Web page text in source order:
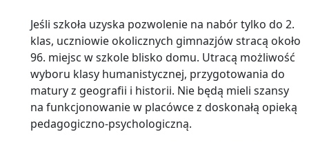
Jeśli szkoła uzyska pozwolenie na nabór tylko do 2.
klas, uczniowie okolicznych gimnazjów stracą około
96. miejsc w szkole blisko domu. Utracą możliwość
wyboru klasy humanistycznej, przygotowania do
matury z geografii i historii. Nie będą mieli szansy
na funkcjonowanie w placówce z doskonałą opieką
pedagogiczno-psychologiczną.